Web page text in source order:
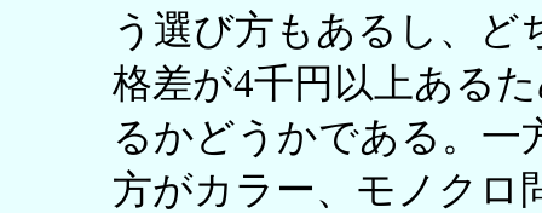
う選び方もあるし、ど
格差が4千円以上ある
るかどうかである。一
方がカラー、モノクロ